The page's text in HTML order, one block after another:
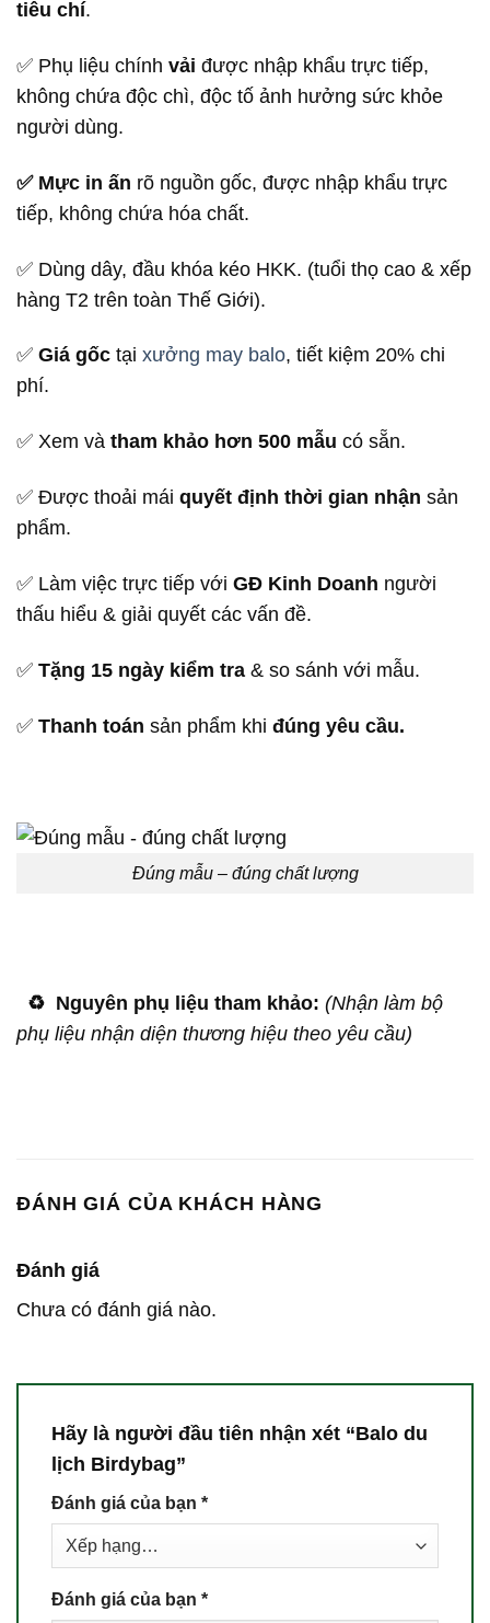
tiêu chí.
✅ Phụ liệu chính vải được nhập khẩu trực tiếp,
không chứa độc chì, độc tố ảnh hưởng sức khỏe
người dùng.
✅ Mực in ấn rõ nguồn gốc, được nhập khẩu trực
tiếp, không chứa hóa chất.
✅ Dùng dây, đầu khóa kéo HKK. (tuổi thọ cao & xếp
hàng T2 trên toàn Thế Giới).
✅ Giá gốc tại xưởng may balo, tiết kiệm 20% chi
phí.
✅ Xem và tham khảo hơn 500 mẫu có sẵn.
✅ Được thoải mái quyết định thời gian nhận sản
phẩm.
✅ Làm việc trực tiếp với GĐ Kinh Doanh người
thấu hiểu & giải quyết các vấn đề.
✅ Tặng 15 ngày kiểm tra & so sánh với mẫu.
✅ Thanh toán sản phẩm khi đúng yêu cầu.
Đúng mẫu – đúng chất lượng
♻️ Nguyên phụ liệu tham khảo: (Nhận làm bộ
phụ liệu nhận diện thương hiệu theo yêu cầu)
ĐÁNH GIÁ CỦA KHÁCH HÀNG
Đánh giá
Chưa có đánh giá nào.
Hãy là người đầu tiên nhận xét “Balo du
lịch Birdybag”
Đánh giá của bạn *
Đánh giá của bạn *